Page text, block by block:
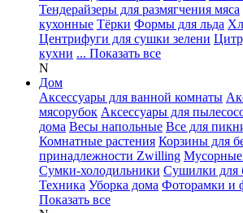
Тендерайзеры для размягчения мяса
кухонные Тёрки Формы для льда
Центрифуги для сушки зелени
кухни ... Показать все
N
Дом
Аксессуары для ванной комнаты
мясорубок Аксессуары для
дома Весы напольные Все для
Комнатные растения Корзины для
принадлежности Zwilling Мусорные
Сумки-холодильники Сушилки для
Техника Уборка дома Фоторамки и
Показать все